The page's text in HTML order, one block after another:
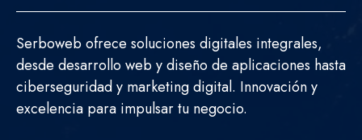
Serboweb ofrece soluciones digitales integrales,
desde desarrollo web y diseño de aplicaciones hasta
ciberseguridad y marketing digital. Innovación y
excelencia para impulsar tu negocio.